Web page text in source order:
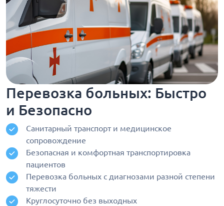
Перевозка больных: Быстро
и Безопасно
Санитарный транспорт и медицинское
сопровождение
Безопасная и комфортная транспортировка
пациентов
Перевозка больных с диагнозами разной степени
тяжести
Круглосуточно без выходных